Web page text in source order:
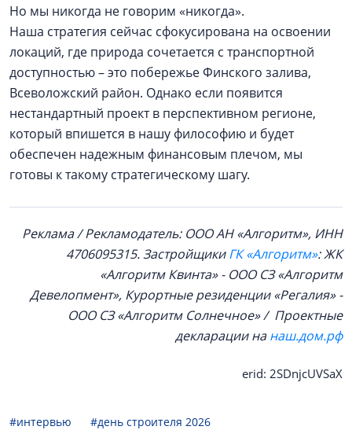
Но мы никогда не говорим «никогда».
Наша стратегия сейчас сфокусирована на освоении
локаций, где природа сочетается с транспортной
доступностью – это побережье Финского залива,
Всеволожский район. Однако если появится
нестандартный проект в перспективном регионе,
который впишется в нашу философию и будет
обеспечен надежным финансовым плечом, мы
готовы к такому стратегическому шагу.
Реклама / Рекламодатель: ООО АН «Алгоритм», ИНН
4706095315. ЗастройщикиГК «Алгоритм»: ЖК
«Алгоритм Квинта» - ООО СЗ «Алгоритм
Девелопмент», Курортные резиденции «Регалия» -
ООО СЗ «Алгоритм Солнечное» / Проектные
декларации нанаш.дом.рф
erid: 2SDnjcUVSaX
#интервью
#день строителя 2026